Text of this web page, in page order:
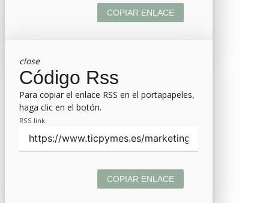
COPIAR ENLACE
close
Código Rss
Para copiar el enlace RSS en el portapapeles,
haga clic en el botón.
RSS link
COPIAR ENLACE